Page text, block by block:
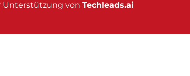
Unterstützung von Techleads.ai